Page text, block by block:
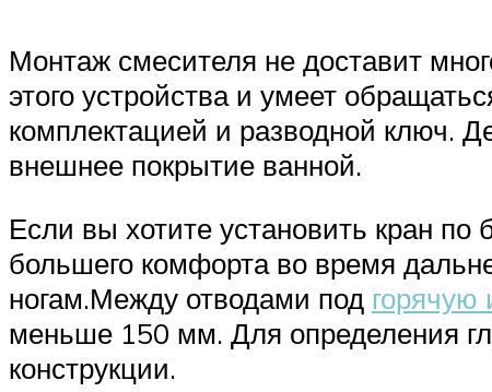
Монтаж смесителя не доставит
этого устройства и умеет
комплектацией и разводной ключ.
внешнее покрытие ванной.
Если вы хотите установить кран по
большего комфорта во время
ногам.Между отводами под горячую
меньше 150 мм. Для определения
конструкции.